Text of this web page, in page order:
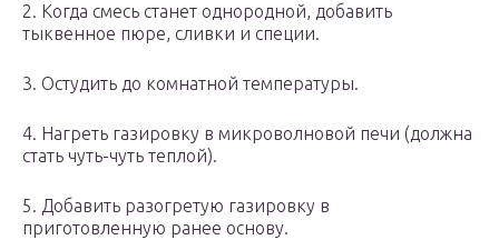
2. Когда смесь станет однородной, добавить
тыквенное пюре, сливки и специи.
3. Остудить до комнатной температуры.
4. Нагреть газировку в микроволновой печи (должна
стать чуть-чуть теплой).
5. Добавить разогретую газировку в
приготовленную ранее основу.